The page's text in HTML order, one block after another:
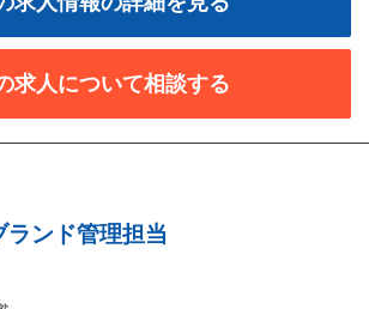
求人について相談する
ランド管理担当